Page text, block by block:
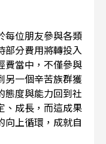
每位朋友參與各類
部分費用將轉投入
費當中，不僅參與
另一個辛苦族群獲
態度與能力回到社
、成長，而這成果
向上循環，成就自